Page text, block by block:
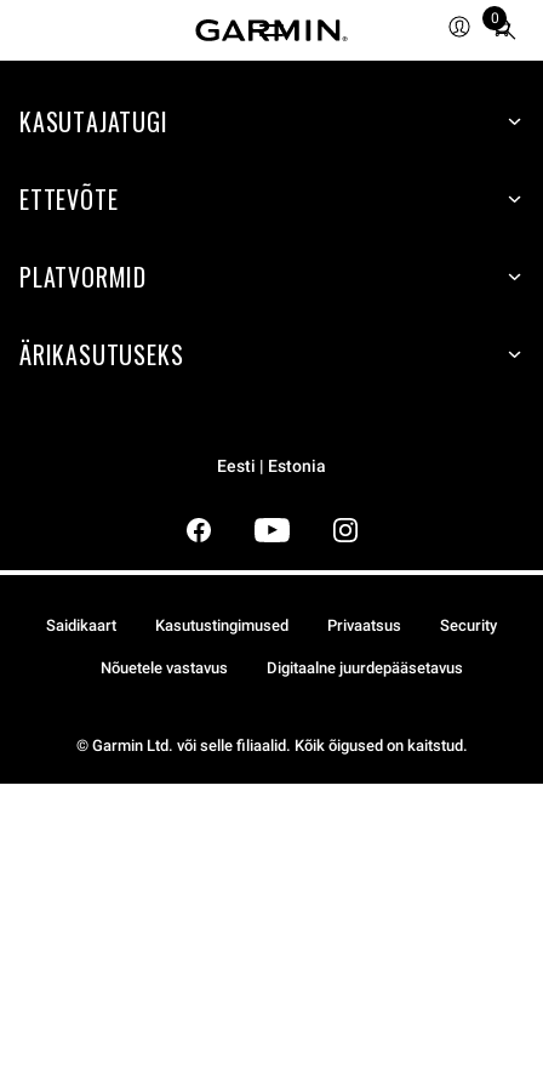
0
Total
items
cart:
KASUTAJATUGI
ETTEVÕTE
PLATVORMID
ÄRIKASUTUSEKS
Eesti | Estonia
© Garmin Ltd. või selle filiaalid. Kõik õigused on kaitstud.
Saidikaart Kasutustingimused Privaatsus Security
Nõuetele vastavus Digitaalne juurdepääsetavus